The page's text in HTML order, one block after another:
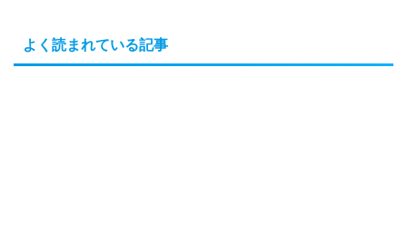
よく読まれている記事